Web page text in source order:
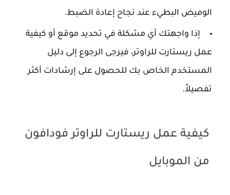
الوميض البطيء عند نجاح إعادة الضبط.
إذا واجهتك أي مشكلة في تحديد موقع أو كيفية
عمل ريستارت للراوتر، فيرجى الرجوع إلى دليل
المستخدم الخاص بك للحصول على إرشادات أكثر
تفصيلاً.
كيفية عمل ريستارت للراوتر فودافون
من الموبايل